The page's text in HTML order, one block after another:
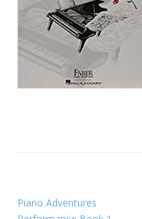
Piano Adventures